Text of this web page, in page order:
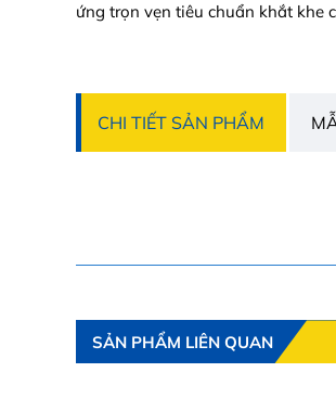
ứng trọn vẹn tiêu chuẩn khắt khe
CHI TIẾT SẢN PHẨM
SẢN PHẨM LIÊN QUAN